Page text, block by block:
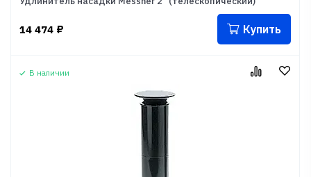
14 474 ₽ Купить
В наличии